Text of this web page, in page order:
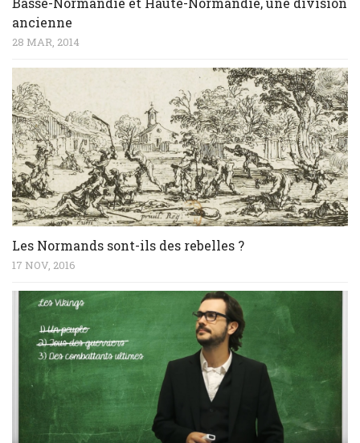
ancienne
28 MAR, 2014
Les Normands sont-ils des rebelles ?
17 NOV, 2016